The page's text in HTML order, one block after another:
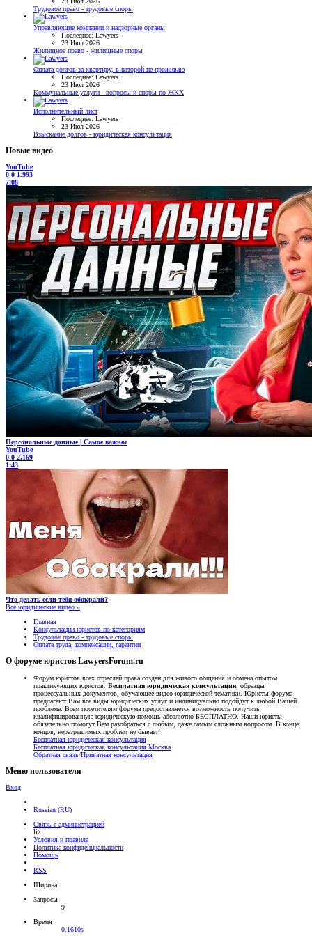
Трудовое право - трудовые споры
Управляющие компании и надзорные органы
Последнее: Lawyers
23 Июл 2026
Жилищное право - жилищные споры
Оплата долгов за квартиру, в которой не проживаю
Последнее: Lawyers
23 Июл 2026
Коммунальные услуги - вопросы и споры по ЖКХ
Исполнительный лист
Последнее: Lawyers
23 Июл 2026
Взыскание долгов - юридическая консультация
Новые видео
YouTube
0 0 1.993
7:08
Персональные данные | Самое важное
YouTube
0 0 2.169
1:43
Что делать если тебя обокрали?
Все юридические видео »
Главная
Консультации юристов по категориям
Трудовое право - трудовые споры
Оплата труда, компенсации, гарантии
О форуме юристов LawyersForum.ru
Форум юристов всех отраслей права создан для живого общения и обмена опытом
практикующих юристов. Бесплатная юридическая консультация , образцы
процессуальных документов, обучающее видео юридической тематики. Юристы форума
предлагают Вам все виды юридических услуг и индивидуально подойдут к любой Вашей
проблеме. Всем посетителям форума предоставляется возможность получить
квалифицированную юридическую помощь абсолютно БЕСПЛАТНО. Наши юристы
обязательно помогут Вам разобраться с любым, даже самым сложным вопросом. В конце
концов, неразрешимых проблем не бывает!
Бесплатная юридическая консультация
Бесплатная юридическая консультация Москва
Обратная связь/Приватная консультация
Меню пользователя
Вход
Russian (RU)
Связь с администрацией
li>
Условия и правила
Политика конфиденциальности
Помощь
RSS
Ширина
Запросы
9
Время
0.1610s